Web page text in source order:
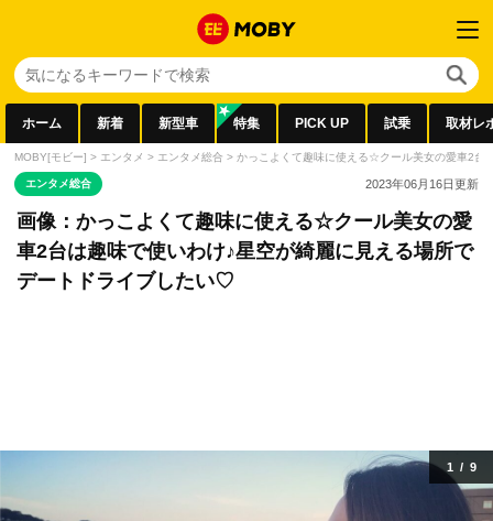
ホーム 新着 新型車 特集 PICK UP 試乗 取材レ
MOBY[モビー] > エンタメ > エンタメ総合 > かっこよくて趣味に使える☆クール美女の愛車2台
エンタメ総合 2023年06月16日更新
画像：かっこよくて趣味に使える☆クール美女の愛
車2台は趣味で使いわけ♪星空が綺麗に見える場所で
デートドライブしたい♡
1 / 9